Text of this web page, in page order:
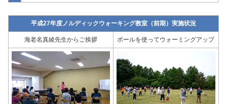
平成27年度ノルディックウォーキング教室（前期）実施状況
海老名真綾先生からご挨拶 ポールを使ってウォーミングアップ